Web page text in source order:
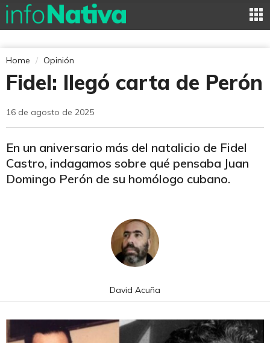
Home Opinión
Fidel: llegó carta de Perón
16 de agosto de 2025
En un aniversario más del natalicio de Fidel
Castro, indagamos sobre qué pensaba Juan
Domingo Perón de su homólogo cubano.
David Acuña